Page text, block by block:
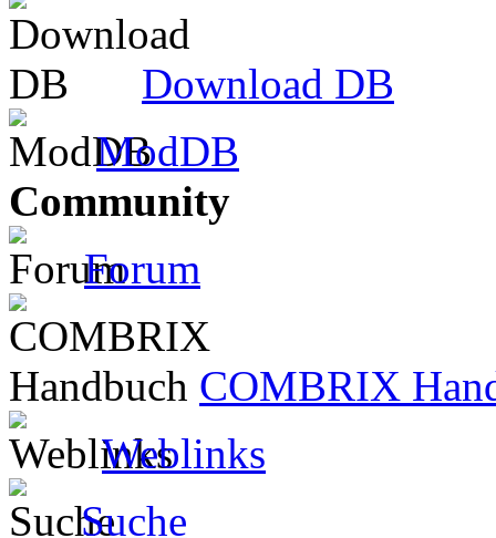
Download DB
ModDB
Community
Forum
COMBRIX
Weblinks
Suche